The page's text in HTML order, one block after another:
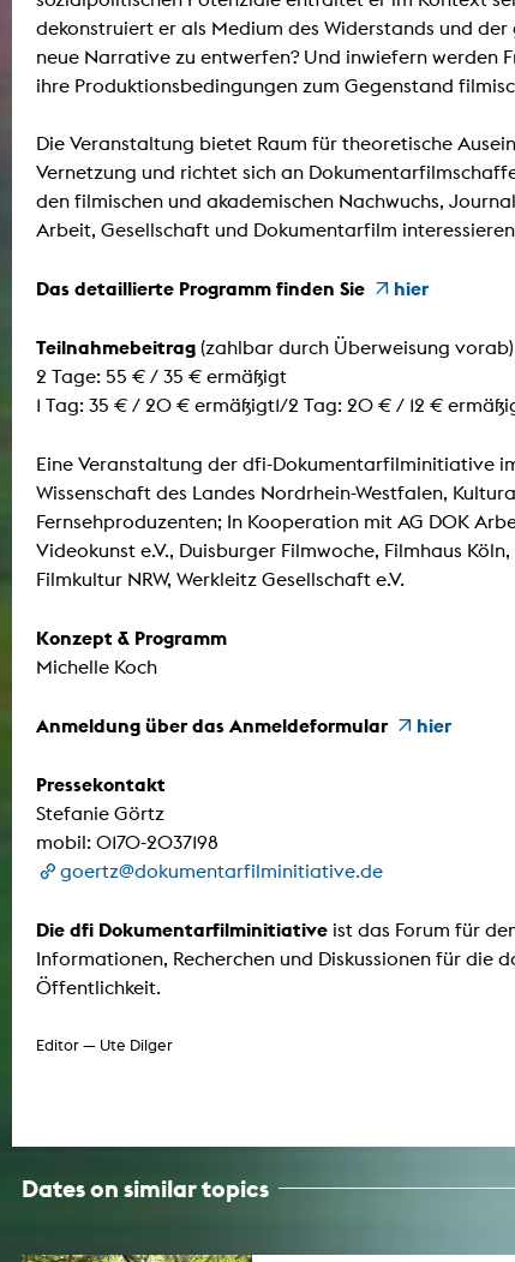
dekonstruiert er als Medium des Widerstands und
neue Narrative zu entwerfen? Und inwiefern werden
ihre Produktionsbedingungen zum Gegenstand
Die Veranstaltung bietet Raum für theoretische
Vernetzung und richtet sich an
den filmischen und akademischen Nachwuchs,
Arbeit, Gesellschaft und Dokumentarfilm
Das detaillierte Programm finden Sie hier
Teilnahmebeitrag (zahlbar durch Überweisung vorab)
2 Tage: 55 € / 35 € ermäßigt
1 Tag: 35 € / 20 € ermäßigt1/2 Tag: 20 € / 12 €
Eine Veranstaltung der dfi-Dokumentarfilminitiative
Wissenschaft des Landes Nordrhein-Westfalen,
Fernsehproduzenten; In Kooperation mit AG DOK
Videokunst e.V., Duisburger Filmwoche, Filmhaus
Filmkultur NRW, Werkleitz Gesellschaft e.V.
Konzept & Programm
Michelle Koch
Anmeldung über das Anmeldeformular hier
Pressekontakt
Stefanie Görtz
mobil: 0170-2037198
goertz@dokumentarfilminitiative.de
Die dfi Dokumentarfilminitiative ist das Forum für
Informationen, Recherchen und Diskussionen für die
Öffentlichkeit.
Editor — Ute Dilger
Dates on similar topics